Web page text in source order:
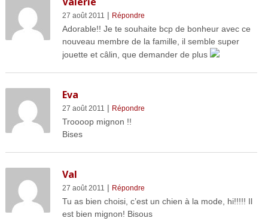
27 août 2011 | Répondre
Adorable!! Je te souhaite bcp de bonheur avec ce
nouveau membre de la famille, il semble super
jouette et câlin, que demander de plus
Eva
27 août 2011 | Répondre
Troooop mignon !!
Bises
Val
27 août 2011 | Répondre
Tu as bien choisi, c’est un chien à la mode, hi!!!!! Il
est bien mignon! Bisous